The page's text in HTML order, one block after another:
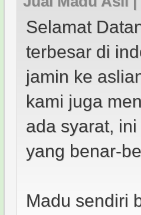
Selamat
terbesar di
jamin ke
kami juga
ada syarat,
yang benar-
Madu sendiri